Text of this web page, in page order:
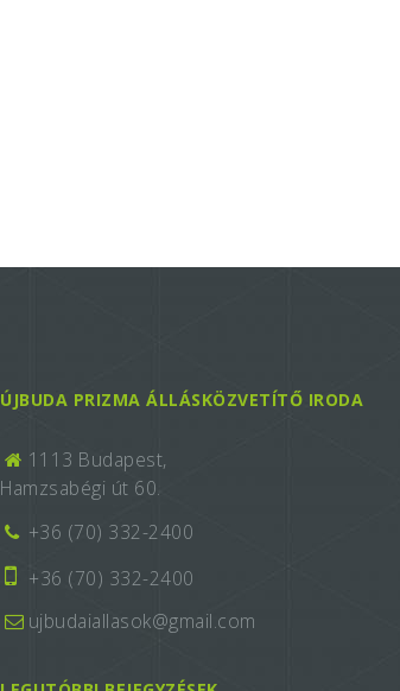
ÚJBUDA PRIZMA ÁLLÁSKÖZVETÍTŐ IRODA
1113 Budapest,
Hamzsabégi út 60.
+36 (70) 332-2400
+36 (70) 332-2400
ujbudaiallasok@gmail.com